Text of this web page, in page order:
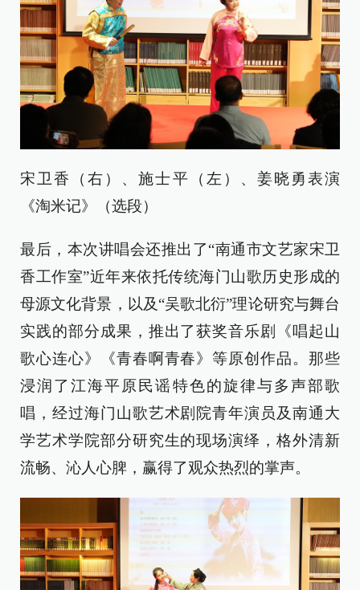
宋卫香（右）、施士平（左）、姜晓勇表演
《淘米记》（选段）
最后，本次讲唱会还推出了“南通市文艺家宋卫
香工作室”近年来依托传统海门山歌历史形成的
母源文化背景，以及“吴歌北衍”理论研究与舞台
实践的部分成果，推出了获奖音乐剧《唱起山
歌心连心》《青春啊青春》等原创作品。那些
浸润了江海平原民谣特色的旋律与多声部歌
唱，经过海门山歌艺术剧院青年演员及南通大
学艺术学院部分研究生的现场演绎，格外清新
流畅、沁人心脾，赢得了观众热烈的掌声。